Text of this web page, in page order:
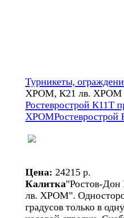
Турникеты,
ХРОМ, К21 лв. ХРОМ
Ростеврострой К11Т
ХРОМ
Цена: 24215 p.
Калитка"Ростов-
лв. ХРОМ".
градусов только в